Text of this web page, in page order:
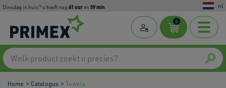
dinsdag in huis? u heeft nog 61 uuren 59min nl
0
Home Catalogus Towels